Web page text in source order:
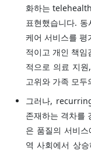
화하는
표현했습니다.
케어 서비스를 평
적이고 개인 책
적으로 의료 지
고위와 가족 모두
그러나,
존재하는 격차를
은 품질의 서비
역 사회에서 상